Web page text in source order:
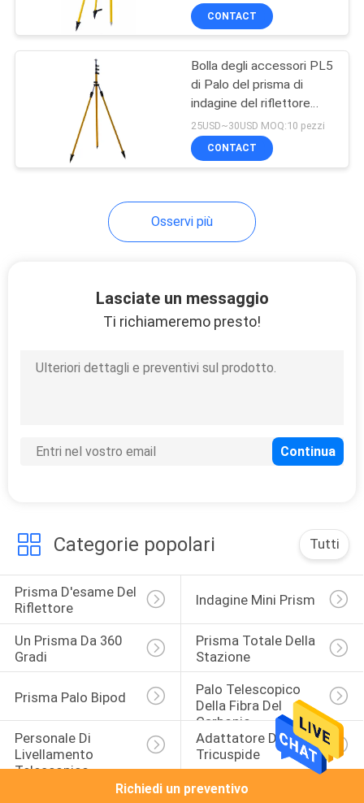
serratura di torsione
CONTACT
Bolla degli accessori PL5
di Palo del prisma di
indagine del riflettore
5.1m
25USD~30USD MOQ:10 pezzi
CONTACT
Osservi più
Lasciate un messaggio
Ti richiameremo presto!
Categorie popolari Tutti
Prisma D'esame Del
Riflettore
Indagine Mini Prism
Un Prisma Da 360
Gradi
Prisma Totale Della
Stazione
Prisma Palo Bipod
Palo Telescopico
Della Fibra Del
Carbonio
Personale Di
Livellamento
Telescopico
Adattatore Di
Tricuspide
Richiedi un preventivo